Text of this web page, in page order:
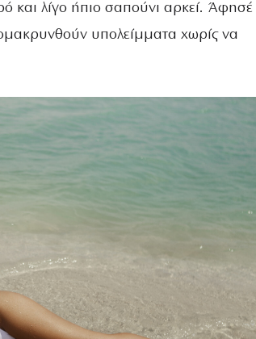
και λίγο ήπιο σαπούνι αρκεί. Άφησέ
υπολείμματα χωρίς να